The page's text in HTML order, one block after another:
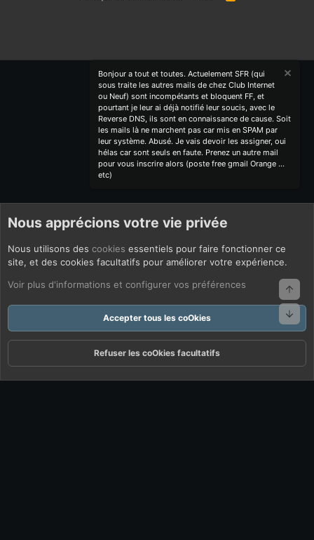
Bonjour a tout et toutes. Actuelement SFR (qui
sous traite les autres mails de chez Club Internet
ou Neuf) sont incompétants et bloquent FF, et
pourtant je leur ai déjà notifié leur soucis, avec le
Reverse DNS, ils sont en connaissance de cause. Soit
les mails là ne marchent pas car mis en SPAM par
leur système. Abusé. Je vais devoir les assigner, oui
hélas car sont seuls en faute. Prenez un autre mail
pour vous inscrire alors (poste free gmail Orange ...
etc)
Nous apprécions votre vie privée
Nous utilisons des cookies essentiels pour faire fonctionner ce
site, et des cookies facultatifs pour améliorer votre expérience.
Voir plus d'informations et configurer vos préférences
Accepter tous les coOkies
Refuser les coOkies facultatifs